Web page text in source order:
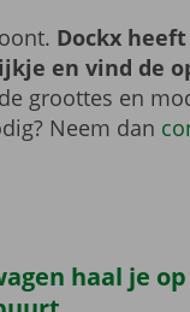
Dockx
en vind de
groottes en
Neem dan
haal je